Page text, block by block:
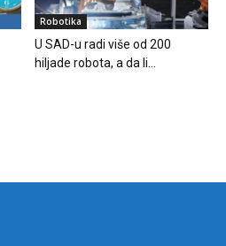
Robotika
U SAD-u radi više od 200
hiljade robota, a da li...